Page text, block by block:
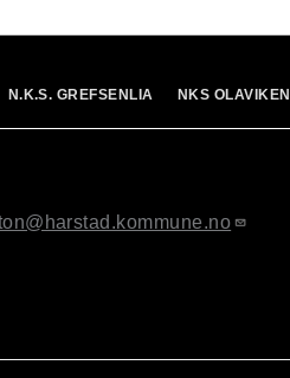
N.K.S. GREFSENLIA NKS OLAVIKEN